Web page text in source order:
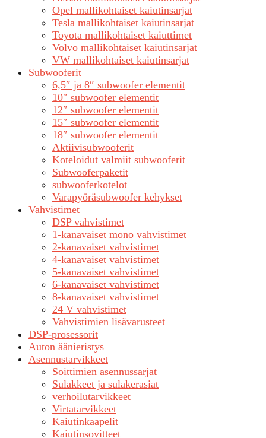
Opel mallikohtaiset kaiutinsarjat
Tesla mallikohtaiset kaiutinsarjat
Toyota mallikohtaiset kaiuttimet
Volvo mallikohtaiset kaiutinsarjat
VW mallikohtaiset kaiutinsarjat
Subwooferit
6,5″ ja 8″ subwoofer elementit
10″ subwoofer elementit
12″ subwoofer elementit
15″ subwoofer elementit
18″ subwoofer elementit
Aktiivisubwooferit
Koteloidut valmiit subwooferit
Subwooferpaketit
subwooferkotelot
Varapyöräsubwoofer kehykset
Vahvistimet
DSP vahvistimet
1-kanavaiset mono vahvistimet
2-kanavaiset vahvistimet
4-kanavaiset vahvistimet
5-kanavaiset vahvistimet
6-kanavaiset vahvistimet
8-kanavaiset vahvistimet
24 V vahvistimet
Vahvistimien lisävarusteet
DSP-prosessorit
Auton äänieristys
Asennustarvikkeet
Soittimien asennussarjat
Sulakkeet ja sulakerasiat
verhoilutarvikkeet
Virtatarvikkeet
Kaiutinkaapelit
Kaiutinsovitteet